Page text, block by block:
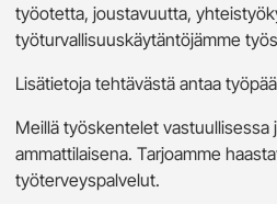
työotetta, joustavuutta,
työturvallisuuskäytäntöjämme
Lisätietoja tehtävästä antaa
Meillä työskentelet
ammattilaisena. Tarjoamme
työterveyspalvelut.